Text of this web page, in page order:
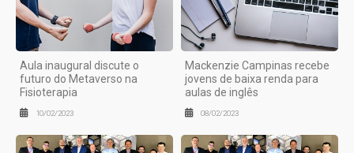
Aula inaugural discute o
futuro do Metaverso na
Fisioterapia
10/02/2023
Mackenzie Campinas recebe
jovens de baixa renda para
aulas de inglês
08/02/2023